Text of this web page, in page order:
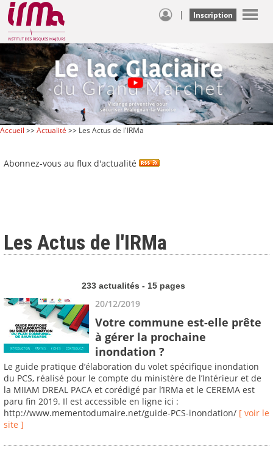
| Inscription
Accueil >>Actualité >> Les Actus de l'IRMa
Abonnez-vous au flux d'actualité
Les Actus de l'IRMa
233 actualités - 15 pages
20/12/2019
Votre commune est-elle prête
à gérer la prochaine
inondation ?
Le guide pratique d’élaboration du volet spécifique inondation
du PCS, réalisé pour le compte du ministère de l’Intérieur et de
la MIIAM DREAL PACA et corédigé par l’IRMa et le CEREMA est
paru fin 2019. Il est accessible en ligne ici :
http://www.mementodumaire.net/guide-PCS-inondation/ [ voir le
site ]